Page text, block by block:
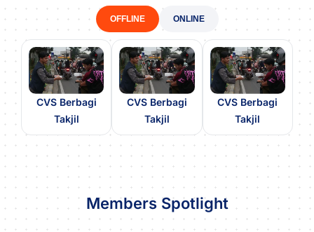
OFFLINE ONLINE
CVS Berbagi
Takjil
CVS Berbagi
Takjil
CVS Berbagi
Takjil
Members Spotlight